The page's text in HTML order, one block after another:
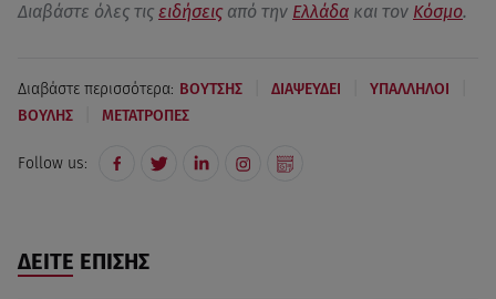
Διαβάστε όλες τις ειδήσεις από την Ελλάδα και τον Κόσμο.
Διαβάστε περισσότερα: ΒΟΥΤΣΗΣ ΔΙΑΨΕΥΔΕΙ ΥΠΑΛΛΗΛΟΙ
ΒΟΥΛΗΣ ΜΕΤΑΤΡΟΠΕΣ
Follow us:
ΔΕΙΤΕ ΕΠΙΣΗΣ